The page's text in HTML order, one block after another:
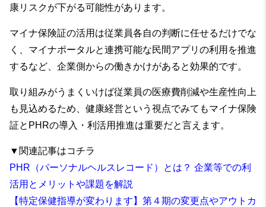
康リスクが下がる可能性があります。
マイナ保険証の活用は従業員各自の判断に任せるだけでな
く、マイナポータルと連携可能な民間アプリの利用を推進
するなど、企業側からの働きかけがあると効果的です。
取り組みがうまくいけば従業員の医療費削減や生産性向上
も見込めるため、健康経営という視点でみてもマイナ保険
証とPHRの導入・利活用推進は重要だと言えます。
▼関連記事はコチラ
PHR（パーソナルヘルスレコード）とは？ 企業等での利
活用とメリットや課題を解説
【特定保健指導が変わります】第４期の変更点やアウトカ